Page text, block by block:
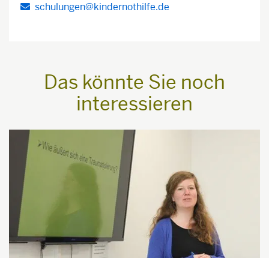
schulungen@kindernothilfe.de
Das könnte Sie noch
interessieren